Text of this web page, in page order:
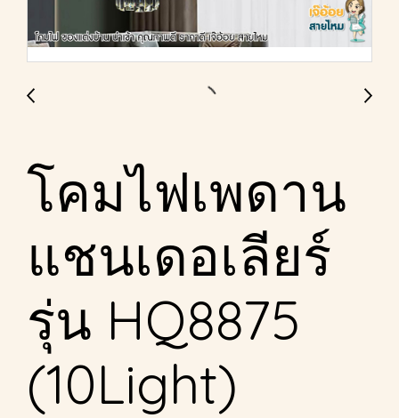
โคมไฟเพดาน
แชนเดอเลียร์
รุ่น HQ8875
(10Light)